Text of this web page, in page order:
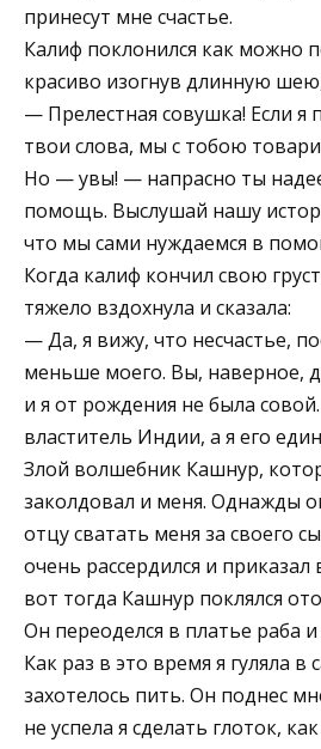
принесут мне счастье.
Калиф поклонился как можно
красиво изогнув длинную
— Прелестная совушка! Если я
твои слова, мы с тобою
Но — увы! — напрасно ты
помощь. Выслушай нашу
что мы сами нуждаемся в
Когда калиф кончил свою
тяжело вздохнула и сказала:
— Да, я вижу, что несчастье,
меньше моего. Вы, наверное,
и я от рождения не была
властитель Индии, а я его
Злой волшебник Кашнур,
заколдовал и меня. Однажды
отцу сватать меня за своего
очень рассердился и
вот тогда Кашнур поклялся
Он переоделся в платье раба
Как раз в это время я гуляла в
захотелось пить. Он поднес
не успела я сделать глоток,